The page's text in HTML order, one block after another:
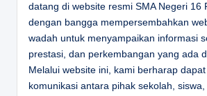
datang di website resmi SMA Negeri 16
dengan bangga mempersembahkan
wadah untuk menyampaikan informasi
prestasi, dan perkembangan yang ada
Melalui website ini, kami berharap
komunikasi antara pihak sekolah,